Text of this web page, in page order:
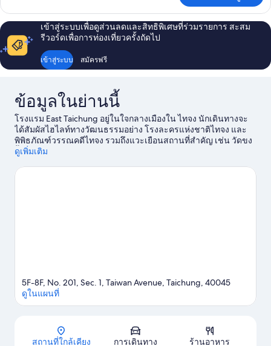
เกี่ยว
กับ
ห้อง
คอมฟอร์ท
ทริปเปิล
เข้าสู่ระบบเพื่อดูส่วนลดและสิทธิพิเศษที่ร่วมรายการ สะสม
รีวอร์ดเพื่อการท่องเที่ยวครั้งถัดไป
เข้าสู่ระบบ สมัครฟรี
ข้อมูลในย่านนี้
โรงแรม East Taichung อยู่ในใจกลางเมืองใน ไทจง นักเดินทางจะ
ได้สัมผัสไฮไลท์ทางวัฒนธรรมอย่าง โรงละครแห่งชาติไทจง และ
พิพิธภัณฑ์วรรณคดีไทจง รวมถึงแวะเยือนสถานที่สำคัญ เช่น วัดขง
จื้อ และ สำนักงานกิจการกระจายเสียงไทจง นักเดินทางควรแวะไป
ไถจง
ดูเพิ่มเติม
แผนที่
5F-8F, No. 201, Sec. 1, Taiwan Avenue, Taichung, 40045
ดูในแผนที่
สถานที่ใกล้เคียง การเดินทาง ร้านอาหาร